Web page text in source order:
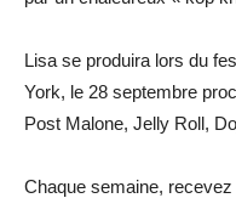
Lisa se produira lors du
York, le 28 septembre
Post Malone, Jelly Roll,
Chaque semaine,